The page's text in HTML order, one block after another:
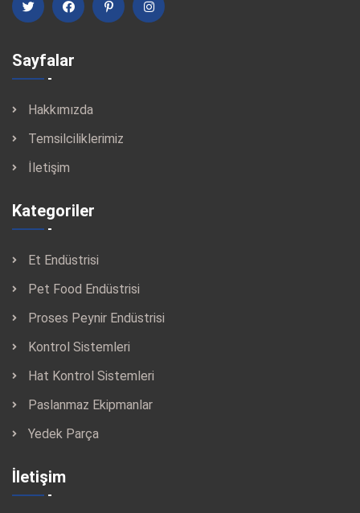
Sayfalar
Hakkımızda
Temsilciliklerimiz
İletişim
Kategoriler
Et Endüstrisi
Pet Food Endüstrisi
Proses Peynir Endüstrisi
Kontrol Sistemleri
Hat Kontrol Sistemleri
Paslanmaz Ekipmanlar
Yedek Parça
İletişim